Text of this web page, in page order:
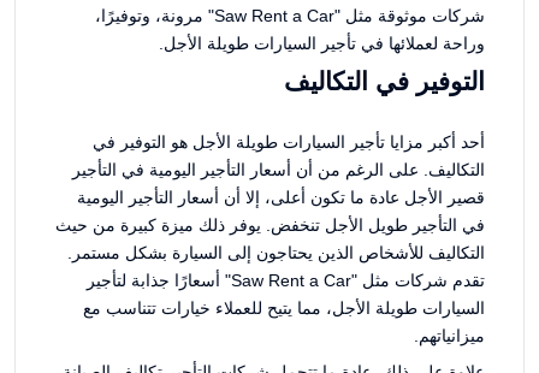
شركات موثوقة مثل "Saw Rent a Car" مرونة، وتوفيرًا،
وراحة لعملائها في تأجير السيارات طويلة الأجل.
التوفير في التكاليف
أحد أكبر مزايا تأجير السيارات طويلة الأجل هو التوفير في
التكاليف. على الرغم من أن أسعار التأجير اليومية في التأجير
قصير الأجل عادة ما تكون أعلى، إلا أن أسعار التأجير اليومية
في التأجير طويل الأجل تنخفض. يوفر ذلك ميزة كبيرة من حيث
التكاليف للأشخاص الذين يحتاجون إلى السيارة بشكل مستمر.
تقدم شركات مثل "Saw Rent a Car" أسعارًا جذابة لتأجير
السيارات طويلة الأجل، مما يتيح للعملاء خيارات تتناسب مع
ميزانياتهم.